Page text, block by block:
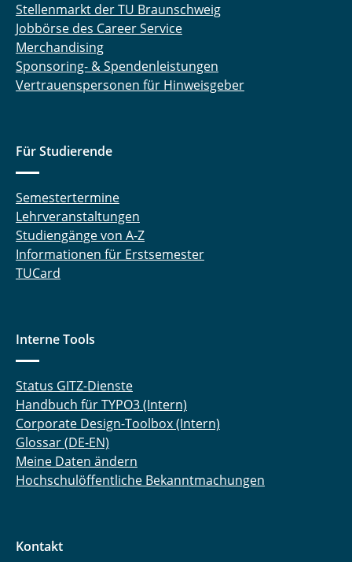
Stellenmarkt der TU Braunschweig
Jobbörse des Career Service
Merchandising
Sponsoring- & Spendenleistungen
Vertrauenspersonen für Hinweisgeber
Für Studierende
Semestertermine
Lehrveranstaltungen
Studiengänge von A-Z
Informationen für Erstsemester
TUCard
Interne Tools
Status GITZ-Dienste
Handbuch für TYPO3 (Intern)
Corporate Design-Toolbox (Intern)
Glossar (DE-EN)
Meine Daten ändern
Hochschulöffentliche Bekanntmachungen
Kontakt